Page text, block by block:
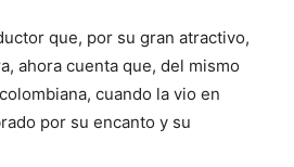
que, por su gran atractivo,
ahora cuenta que, del mismo
cuando la vio en
por su encanto y su